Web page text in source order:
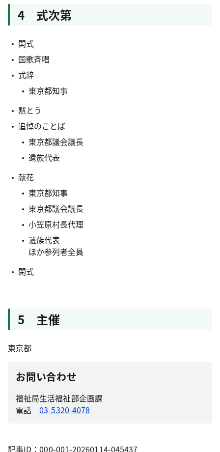
4 式次第
開式
国歌斉唱
式辞
東京都知事
黙とう
追悼のことば
東京都議会議長
遺族代表
献花
東京都知事
東京都議会議長
小笠原村長代理
遺族代表
ほか参列者全員
閉式
5 主催
東京都
お問い合わせ
福祉局生活福祉部企画課
電話03-5320-4078
記事ID：000-001-20260114-045437